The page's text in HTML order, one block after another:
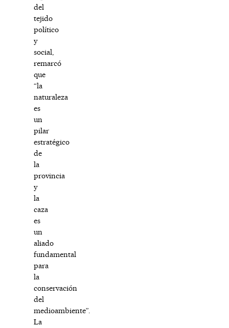
del
tejido
político
y
social,
remarcó
que
“la
naturaleza
es
un
pilar
estratégico
de
la
provincia
y
la
caza
es
un
aliado
fundamental
para
la
conservación
del
medioambiente”.
La